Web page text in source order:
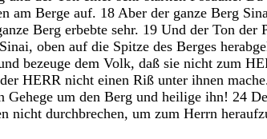
am Berge auf. 18 Aber der ganze Berg
Berg erbebte sehr. 19 Und der Ton der
Sinai, oben auf die Spitze des Berges
bezeuge dem Volk, daß sie nicht zum
der HERR nicht einen Riß unter ihnen mache
Gehege um den Berg und heilige ihn! 24
nicht durchbrechen, um zum Herrn